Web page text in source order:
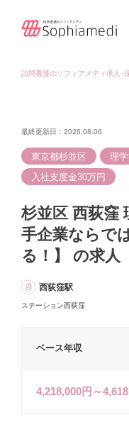
訪問看護のソフィアメディ求人･
最終更新日：2026.08.06
東京都杉並区
理学
入社支度金30万円
杉並区 西荻窪
手企業ならで
る！】 の求人
西荻窪駅
ステーション西荻窪
ベース年収
4,218,000円～